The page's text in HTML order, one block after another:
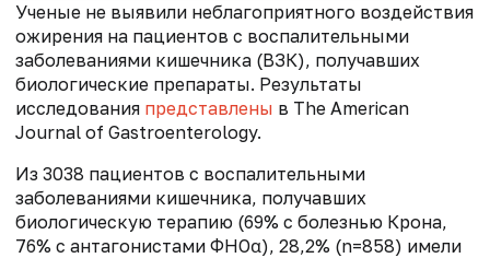
Ученые не выявили неблагоприятного воздействия
ожирения на пациентов с воспалительными
заболеваниями кишечника (ВЗК), получавших
биологические препараты. Результаты
исследования представлены в The American
Journal of Gastroenterology.
Из 3038 пациентов с воспалительными
заболеваниями кишечника, получавших
биологическую терапию (69% с болезнью Крона,
76% с антагонистами ФНОα), 28,2% (n=858) имели